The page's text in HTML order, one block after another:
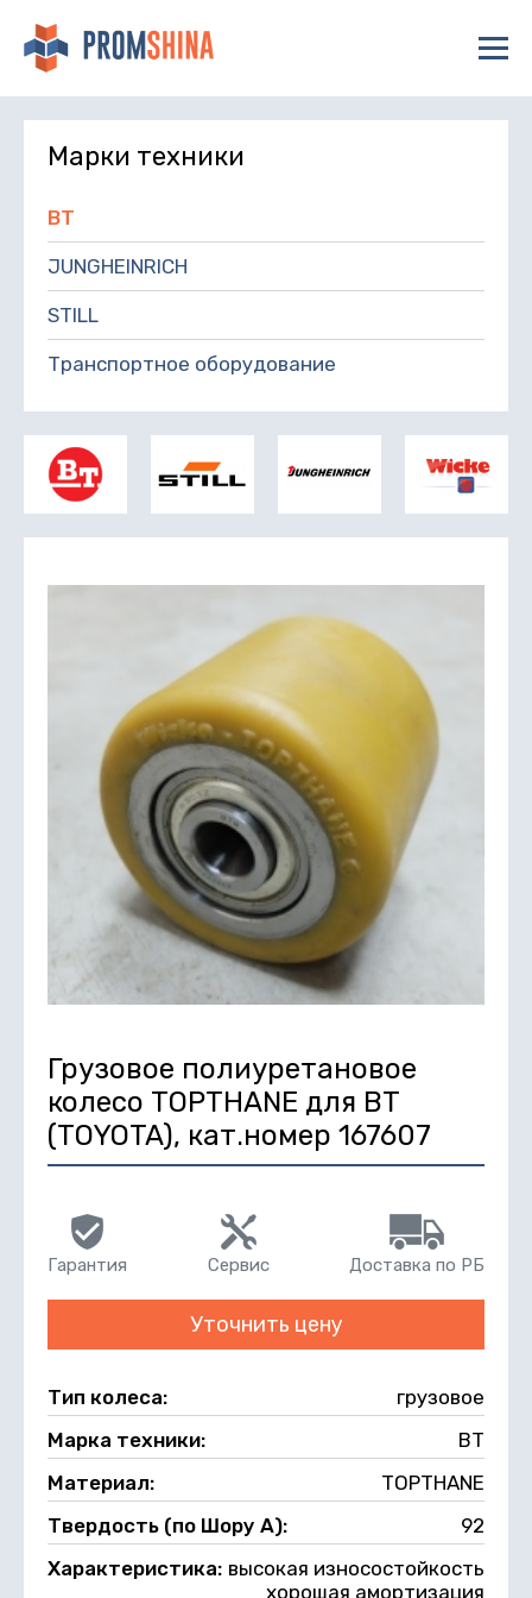
Марки техники
BT
JUNGHEINRICH
STILL
Транспортное оборудование
Грузовое полиуретановое
колесо TOPTHANE для BT
(TOYOTA), кат.номер 167607
Гарантия Сервис Доставка по РБ
Уточнить цену
Тип колеса:
грузовое
Марка техники:
BT
Материал:
TOPTHANE
Твердость (по Шору А):
92
Характеристика: высокая износостойкость
хорошая амортизация